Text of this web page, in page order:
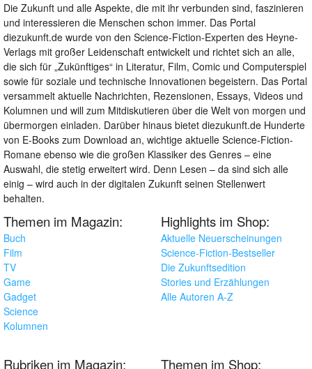
Die Zukunft und alle Aspekte, die mit ihr verbunden sind, faszinieren
und interessieren die Menschen schon immer. Das Portal
diezukunft.de wurde von den Science-Fiction-Experten des Heyne-
Verlags mit großer Leidenschaft entwickelt und richtet sich an alle,
die sich für „Zukünftiges“ in Literatur, Film, Comic und Computerspiel
sowie für soziale und technische Innovationen begeistern. Das Portal
versammelt aktuelle Nachrichten, Rezensionen, Essays, Videos und
Kolumnen und will zum Mitdiskutieren über die Welt von morgen und
übermorgen einladen. Darüber hinaus bietet diezukunft.de Hunderte
von E-Books zum Download an, wichtige aktuelle Science-Fiction-
Romane ebenso wie die großen Klassiker des Genres – eine
Auswahl, die stetig erweitert wird. Denn Lesen – da sind sich alle
einig – wird auch in der digitalen Zukunft seinen Stellenwert
behalten.
Themen im Magazin:
Buch
Film
TV
Game
Gadget
Science
Kolumnen
Highlights im Shop:
Aktuelle Neuerscheinungen
Science-Fiction-Bestseller
Die Zukunftsedition
Stories und Erzählungen
Alle Autoren A-Z
Rubriken im Magazin: Themen im Shop: